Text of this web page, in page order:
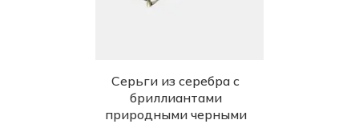
Серьги из серебра с
бриллиантами
природными черными